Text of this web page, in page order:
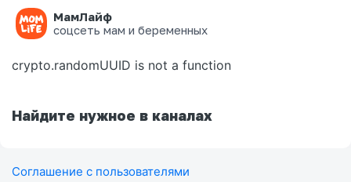
МамЛайф
соцсеть мам и беременных
Ошибка на странице
crypto.randomUUID is not a function
Найдите нужное в каналах
Соглашение с пользователями